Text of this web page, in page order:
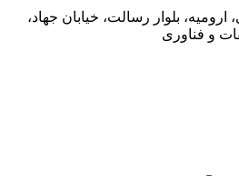
بلوار رسالت، خیابان جهاد،
و فناوری